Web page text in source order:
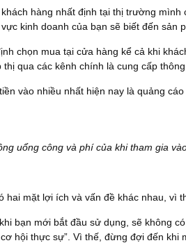
hàng nhất định tại thị trường
kinh doanh của bạn sẽ biết đến sản
chọn mua tại cửa hàng kể cả khi
qua các kênh chính là cung cấp
vào nhiều nhất hiện nay là quảng
uổng công và phí của khi tham gia
hai mặt lợi ích và vấn đề khác nhau,
bạn mới bắt đầu sử dụng, sẽ không
hội thực sự”. Vì thế, đừng đợi đến khi